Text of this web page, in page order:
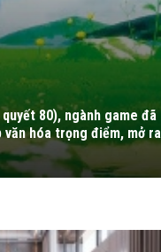
80), ngành game đã
hóa trọng điểm, mở ra